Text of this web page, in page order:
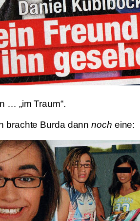
… „im Traum“.
brachte Burda dannnoch eine: